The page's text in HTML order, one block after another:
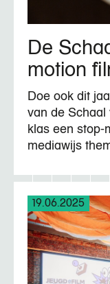
De
motion
Doe ook dit
van de Schaal
klas een stop-
mediawijs
19.06.2025